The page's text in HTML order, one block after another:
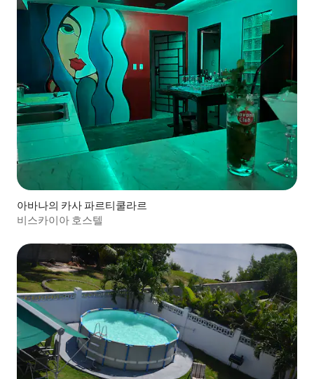
아바나의 카사 파르티쿨라르
비스카이아 호스텔